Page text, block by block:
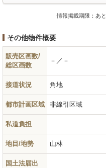
情報掲載期限：あと
その他物件概要
販売区画数/
総区画数
－／－
接道状況 角地
都市計画区域 非線引区域
私道負担
地目/地勢 山林
国土法届出